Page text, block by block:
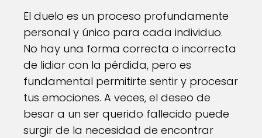
El duelo es un proceso profundamente
personal y único para cada individuo.
No hay una forma correcta o incorrecta
de lidiar con la pérdida, pero es
fundamental permitirte sentir y procesar
tus emociones. A veces, el deseo de
besar a un ser querido fallecido puede
surgir de la necesidad de encontrar